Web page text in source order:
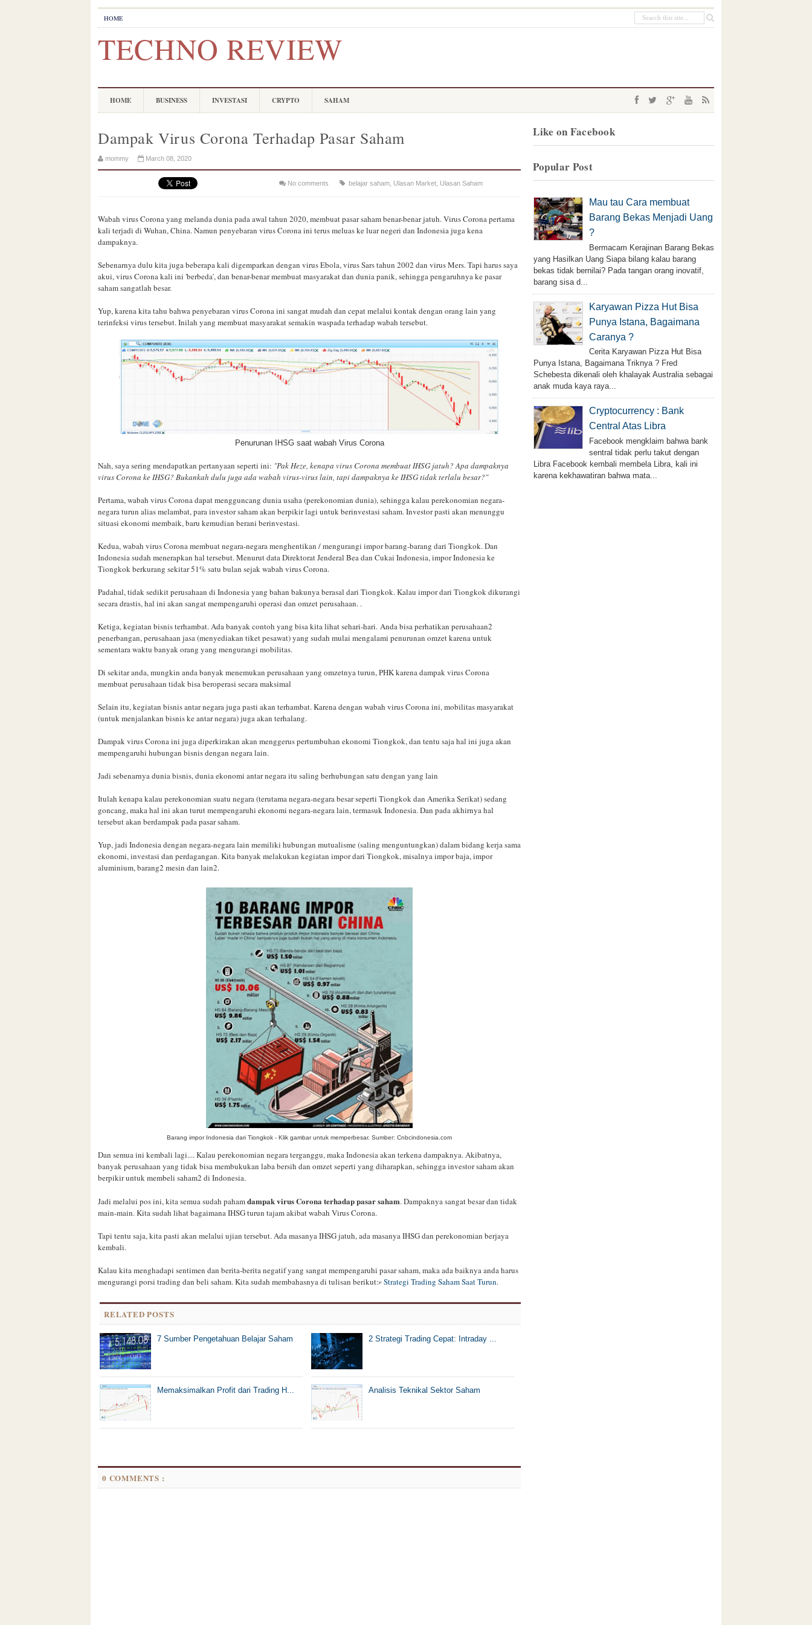
HOME
TECHNO REVIEW
HOME BUSINESS INVESTASI CRYPTO SAHAM
Dampak Virus Corona Terhadap Pasar Saham
mommy March 08, 2020
No comments belajar saham Ulasan Market Ulasan Saham
Wabah virus Corona yang melanda dunia pada awal tahun 2020, membuat pasar saham benar-benar jatuh. Virus Corona pertama
kali terjadi di Wuhan, China. Namun penyebaran virus Corona ini terus meluas ke luar negeri dan Indonesia juga kena
dampaknya.
Sebenarnya dulu kita juga beberapa kali digemparkan dengan virus Ebola, virus Sars tahun 2002 dan virus Mers. Tapi harus saya
akui, virus Corona kali ini 'berbeda', dan benar-benar membuat masyarakat dan dunia panik, sehingga pengaruhnya ke pasar
saham sangatlah besar.
Yup, karena kita tahu bahwa penyebaran virus Corona ini sangat mudah dan cepat melalui kontak dengan orang lain yang
terinfeksi virus tersebut. Inilah yang membuat masyarakat semakin waspada terhadap wabah tersebut.
Penurunan IHSG saat wabah Virus Corona
Nah, saya sering mendapatkan pertanyaan seperti ini: "Pak Heze, kenapa virus Corona membuat IHSG jatuh? Apa dampaknya
virus Corona ke IHSG? Bukankah dulu juga ada wabah virus-virus lain, tapi dampaknya ke IHSG tidak terlalu besar?"
Pertama, wabah virus Corona dapat mengguncang dunia usaha (perekonomian dunia), sehingga kalau perekonomian negara-
negara turun alias melambat, para investor saham akan berpikir lagi untuk berinvestasi saham. Investor pasti akan menunggu
situasi ekonomi membaik, baru kemudian berani berinvestasi.
Kedua, wabah virus Corona membuat negara-negara menghentikan / mengurangi impor barang-barang dari Tiongkok. Dan
Indonesia sudah menerapkan hal tersebut. Menurut data Direktorat Jenderal Bea dan Cukai Indonesia, impor Indonesia ke
Tiongkok berkurang sekitar 51% satu bulan sejak wabah virus Corona.
Padahal, tidak sedikit perusahaan di Indonesia yang bahan bakunya berasal dari Tiongkok. Kalau impor dari Tiongkok dikurangi
secara drastis, hal ini akan sangat mempengaruhi operasi dan omzet perusahaan. .
Ketiga, kegiatan bisnis terhambat. Ada banyak contoh yang bisa kita lihat sehari-hari. Anda bisa perhatikan perusahaan2
penerbangan, perusahaan jasa (menyediakan tiket pesawat) yang sudah mulai mengalami penurunan omzet karena untuk
sementara waktu banyak orang yang mengurangi mobilitas.
Di sekitar anda, mungkin anda banyak menemukan perusahaan yang omzetnya turun, PHK karena dampak virus Corona
membuat perusahaan tidak bisa beroperasi secara maksimal
Selain itu, kegiatan bisnis antar negara juga pasti akan terhambat. Karena dengan wabah virus Corona ini, mobilitas masyarakat
(untuk menjalankan bisnis ke antar negara) juga akan terhalang.
Dampak virus Corona ini juga diperkirakan akan menggerus pertumbuhan ekonomi Tiongkok, dan tentu saja hal ini juga akan
mempengaruhi hubungan bisnis dengan negara lain.
Jadi sebenarnya dunia bisnis, dunia ekonomi antar negara itu saling berhubungan satu dengan yang lain
Itulah kenapa kalau perekonomian suatu negara (terutama negara-negara besar seperti Tiongkok dan Amerika Serikat) sedang
goncang, maka hal ini akan turut mempengaruhi ekonomi negara-negara lain, termasuk Indonesia. Dan pada akhirnya hal
tersebut akan berdampak pada pasar saham.
Yup, jadi Indonesia dengan negara-negara lain memiliki hubungan mutualisme (saling menguntungkan) dalam bidang kerja sama
ekonomi, investasi dan perdagangan. Kita banyak melakukan kegiatan impor dari Tiongkok, misalnya impor baja, impor
aluminium, barang2 mesin dan lain2.
Barang impor Indonesia dari Tiongkok - Klik gambar untuk memperbesar. Sumber: Cnbcindonesia.com
Dan semua ini kembali lagi.... Kalau perekonomian negara terganggu, maka Indonesia akan terkena dampaknya. Akibatnya,
banyak perusahaan yang tidak bisa membukukan laba bersih dan omzet seperti yang diharapkan, sehingga investor saham akan
berpikir untuk membeli saham2 di Indonesia.
Jadi melalui pos ini, kita semua sudah pahamdampak virus Corona terhadap pasar saham. Dampaknya sangat besar dan tidak
main-main. Kita sudah lihat bagaimana IHSG turun tajam akibat wabah Virus Corona.
Tapi tentu saja, kita pasti akan melalui ujian tersebut. Ada masanya IHSG jatuh, ada masanya IHSG dan perekonomian berjaya
kembali.
Kalau kita menghadapi sentimen dan berita-berita negatif yang sangat mempengaruhi pasar saham, maka ada baiknya anda harus
mengurangi porsi trading dan beli saham. Kita sudah membahasnya di tulisan berikut: Strategi Trading Saham Saat Turun.
RELATED POSTS
7 Sumber Pengetahuan Belajar Saham 2 Strategi Trading Cepat: Intraday ...
Memaksimalkan Profit dari Trading H... Analisis Teknikal Sektor Saham
0 COMMENTS :
Like on Facebook
Popular Post
Mau tau Cara membuat
Barang Bekas Menjadi Uang
?
Bermacam Kerajinan Barang Bekas
yang Hasilkan Uang Siapa bilang kalau barang
bekas tidak bernilai? Pada tangan orang inovatif,
barang sisa d...
Karyawan Pizza Hut Bisa
Punya Istana, Bagaimana
Caranya ?
Cerita Karyawan Pizza Hut Bisa
Punya Istana, Bagaimana Triknya ? Fred
Schebesta dikenali oleh khalayak Australia sebagai
anak muda kaya raya...
Cryptocurrency : Bank
Central Atas Libra
Facebook mengklaim bahwa bank
sentral tidak perlu takut dengan
Libra Facebook kembali membela Libra, kali ini
karena kekhawatiran bahwa mata...